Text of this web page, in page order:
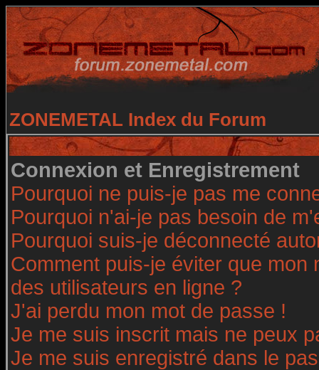
ZONEMETAL Index du Forum
Connexion et Enregistrement
Pourquoi ne puis-je pas me
Pourquoi n'ai-je pas besoin de
Pourquoi suis-je déconnecté
Comment puis-je éviter que
des utilisateurs en ligne ?
J'ai perdu mon mot de passe !
Je me suis inscrit mais ne peux
Je me suis enregistré dans le